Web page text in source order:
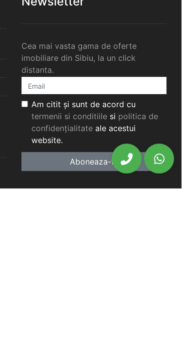
Cea mai vasta gama de oferte
imobiliare din Sibiu, la un click
distanta.
Am citit și sunt de acord cu
termenii si conditiile si politica de
confidențialitate ale acestui
website.
Aboneaza-te